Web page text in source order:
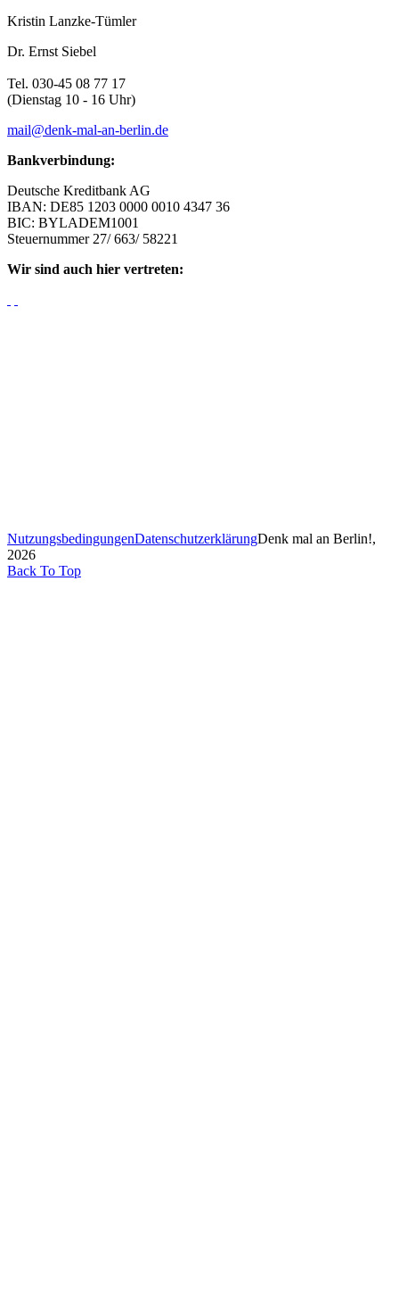
Kristin Lanzke-Tümler
Dr. Ernst Siebel
Tel. 030-45 08 77 17
(Dienstag 10 - 16 Uhr)
mail@denk-mal-an-berlin.de
Bankverbindung:
Deutsche Kreditbank AG
IBAN: DE85 1203 0000 0010 4347 36
BIC: BYLADEM1001
Steuernummer 27/ 663/ 58221
Wir sind auch hier vertreten:
NutzungsbedingungenDatenschutzerklärungDenk mal an Berlin!,
2026
Back To Top